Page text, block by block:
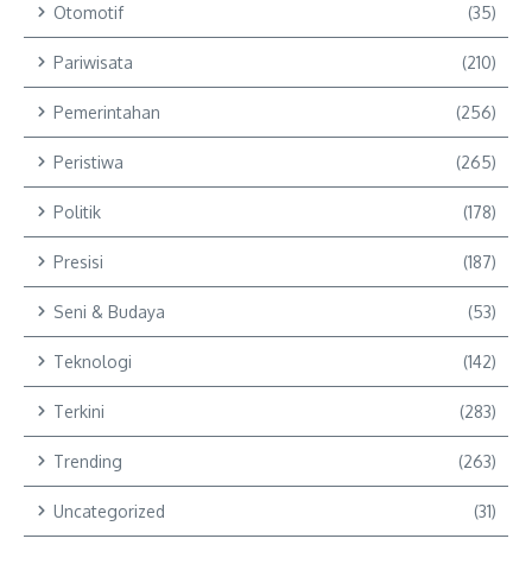
Otomotif (35)
Pariwisata (210)
Pemerintahan (256)
Peristiwa (265)
Politik (178)
Presisi (187)
Seni & Budaya (53)
Teknologi (142)
Terkini (283)
Trending (263)
Uncategorized (31)